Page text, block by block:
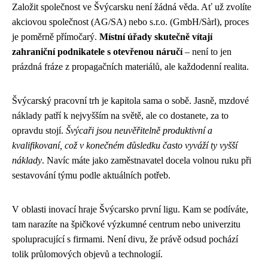
Založit společnost ve Švýcarsku není žádná věda. Ať už zvolíte
akciovou společnost (AG/SA) nebo s.r.o. (GmbH/Sàrl), proces
je poměrně přímočarý. Místní úřady skutečně vítají
zahraniční podnikatele s otevřenou náručí– není to jen
prázdná fráze z propagačních materiálů, ale každodenní realita.
Švýcarský pracovní trh je kapitola sama o sobě. Jasně, mzdové
náklady patří k nejvyšším na světě, ale co dostanete, za to
opravdu stojí. Švýcaři jsou neuvěřitelně produktivní a
kvalifikovaní, což v konečném důsledku často vyváží ty vyšší
náklady. Navíc máte jako zaměstnavatel docela volnou ruku při
sestavování týmu podle aktuálních potřeb.
V oblasti inovací hraje Švýcarsko první ligu. Kam se podíváte,
tam narazíte na špičkové výzkumné centrum nebo univerzitu
spolupracující s firmami. Není divu, že právě odsud pochází
tolik průlomových objevů a technologií.